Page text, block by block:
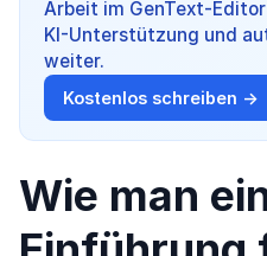
Arbeit im GenText-
KI-Unterstützung und
weiter.
Kostenlos schreiben →
Wie man